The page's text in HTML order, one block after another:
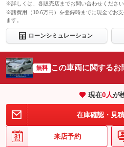
※詳しくは、各販売店までお問い合わせください
※諸費用（10.6万円）を登録時までに現金でお
ます。
ローンシミュレーション
無料 この車両に関するお
現在0人が
在庫確認・見
来店予約